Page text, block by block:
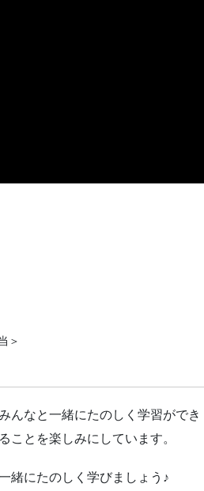
＞
んなと一緒にたのしく学習ができ
ることを楽しみにしています。
緒にたのしく学びましょう♪